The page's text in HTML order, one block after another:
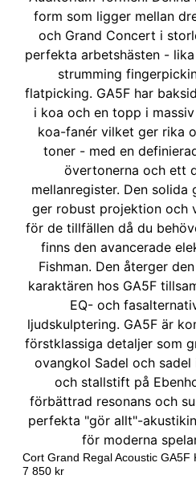
Cort Grand Regal Acoustic GA5F
7 850 kr